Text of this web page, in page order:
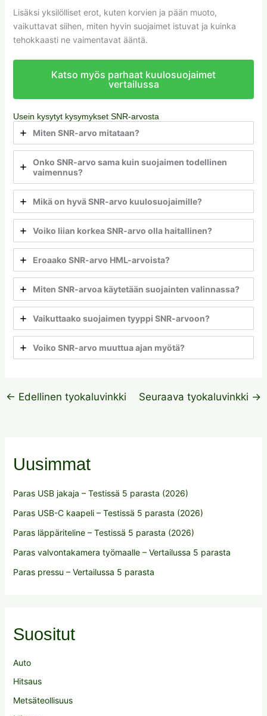
Lisäksi yksilölliset erot, kuten korvien ja pään muoto,
vaikuttavat siihen, miten hyvin suojaimet istuvat ja kuinka
tehokkaasti ne vaimentavat ääntä.
Katso myös parhaat kuulosuojaimet
vertailussa
Usein kysytyt kysymykset SNR-arvosta
Miten SNR-arvo mitataan?
Onko SNR-arvo sama kuin suojaimen todellinen
vaimennus?
Mikä on hyvä SNR-arvo kuulosuojaimille?
Voiko liian korkea SNR-arvo olla haitallinen?
Eroaako SNR-arvo HML-arvoista?
Miten SNR-arvoa käytetään suojainten valinnassa?
Vaikuttaako suojaimen tyyppi SNR-arvoon?
Voiko SNR-arvo muuttua ajan myötä?
← Edellinen tyokaluvinkki Seuraava tyokaluvinkki →
Uusimmat
Paras USB jakaja – Testissä 5 parasta (2026)
Paras USB-C kaapeli – Testissä 5 parasta (2026)
Paras läppäriteline – Testissä 5 parasta (2026)
Paras valvontakamera työmaalle – Vertailussa 5 parasta
Paras pressu – Vertailussa 5 parasta
Suositut
Auto
Hitsaus
Metsäteollisuus